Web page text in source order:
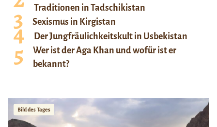
Traditionen in Tadschikistan
Sexismus in Kirgistan
Der Jungfräulichkeitskult in Usbekistan
Wer ist der Aga Khan und wofür ist er
bekannt?
Bild des Tages